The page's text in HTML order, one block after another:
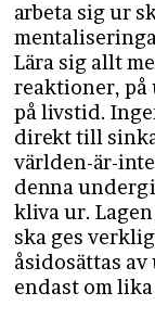
arbeta sig ur
Lära sig allt
reaktioner, på
på livstid.
direkt till
världen-är-
denna
kliva ur.
ska ges
åsidosättas
endast om